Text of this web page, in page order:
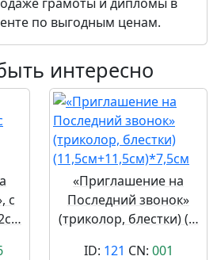
по выгодным ценам.
интересно
c
«Приглашение на
Последний звонок»
(триколор, блестки) (…
ID: 121 CN: 001